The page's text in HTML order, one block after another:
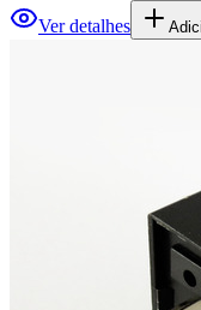
Ver detalhes